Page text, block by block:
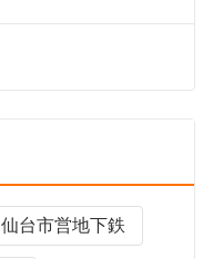
仙台市営地下鉄